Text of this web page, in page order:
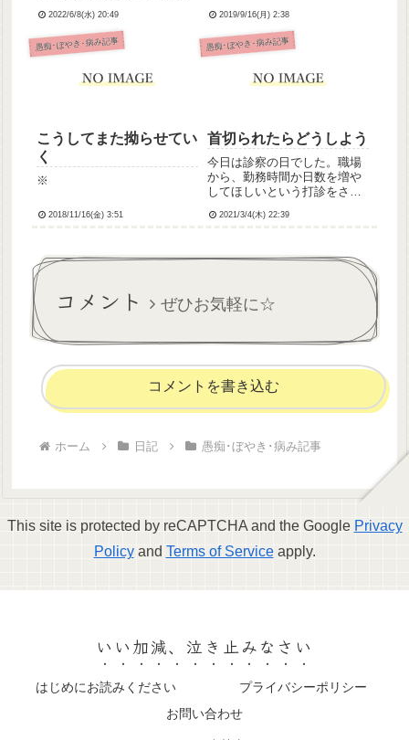
わたしがちゃんと働けるよう
になるんだろうか
2022/6/8(水) 20:49 2019/9/16(月) 2:38
愚痴･ぼやき･病み記事
こうしてまた拗らせてい
く
※
2018/11/16(金) 3:51
愚痴･ぼやき･病み記事
首切られたらどうしよう
今日は診察の日でした。職場
から、勤務時間か日数を増や
してほしいという打診をされ
ど、やっぱりまだ無理しちゃ
て入院したりし、にかけたり
れ...
2021/3/4(木) 22:39
コメント ぜひお気軽に☆
コメントを書き込む
ホーム 日記 愚痴･ぼやき･病み記事
This site is protected by reCAPTCHA and the Google Privacy
Policyand Terms of Serviceapply.
いい加減、泣き止みなさい
はじめにお読みください
プライバシーポリシー
お問い合わせ